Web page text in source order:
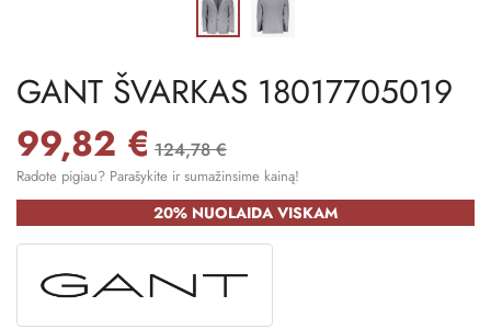
GANT ŠVARKAS 18017705019
99,82 € 124,78 €
Radote pigiau? Parašykite ir sumažinsime kainą!
20% NUOLAIDA VISKAM